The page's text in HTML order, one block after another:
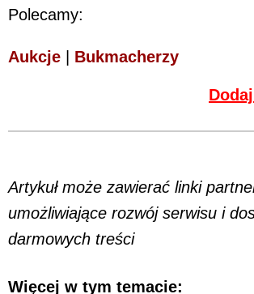
Polecamy:
Aukcje Bukmacherzy
Artykuł może zawierać linki
umożliwiające rozwój serwisu i
darmowych treści
Więcej w tym temacie: